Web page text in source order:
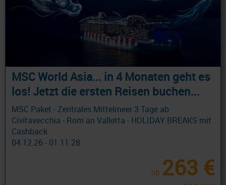
MSC World Asia... in 4 Monaten geht es
los! Jetzt die ersten Reisen buchen...
MSC Paket - Zentrales Mittelmeer 3 Tage ab
Civitavecchia - Rom an Valletta - HOLIDAY BREAKS mit
Cashback
04.12.26 - 01.11.28
ab 263 €